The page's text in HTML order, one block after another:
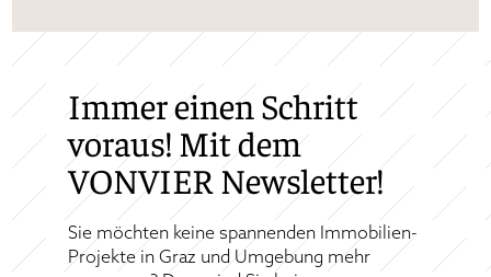
Immer einen Schritt
voraus! Mit dem
VONVIER Newsletter!
Sie möchten keine spannenden Immobilien-
Projekte in Graz und Umgebung mehr